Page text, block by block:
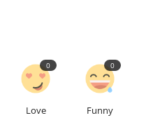
Love
0
Funny
0